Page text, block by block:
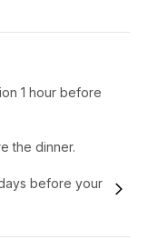
1 hour before
the dinner.
before your